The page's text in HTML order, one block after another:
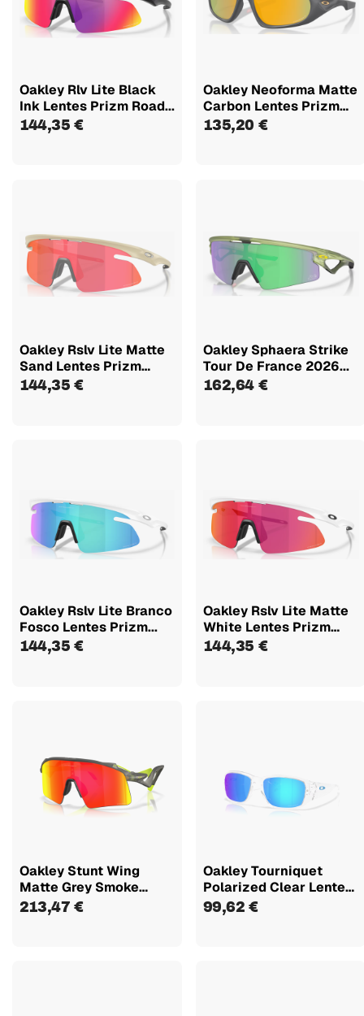
Oakley Rlv Lite Black
Ink Lentes Prizm Road...
144,35 €
Oakley Neoforma Matte
Carbon Lentes Prizm
24k...
135,20 €
Oakley Rslv Lite Matte
Sand Lentes Prizm
Trail...
144,35 €
Oakley Sphaera Strike
Tour De France 2026...
162,64 €
Oakley Rslv Lite Branco
Fosco Lentes Prizm...
144,35 €
Oakley Rslv Lite Matte
White Lentes Prizm
Field...
144,35 €
Oakley Stunt Wing
Matte Grey Smoke
Lente Prizm...
213,47 €
Oakley Tourniquet
Polarized Clear Lente
Prizm...
99,62 €